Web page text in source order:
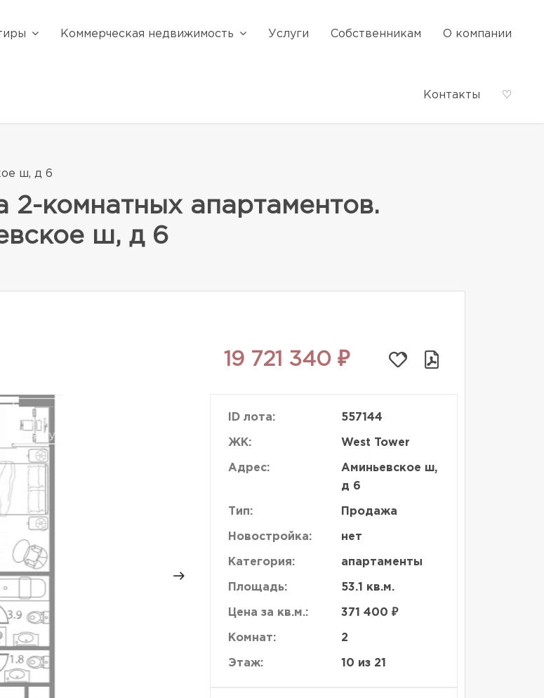
Коммерческая недвижимость Услуги Собственникам О компании
Контакты ♡
ш, д 6
комнатных апартаментов.
ш, д 6
19 721 340 ₽
ID лота: 557144
ЖК: West Tower
Адрес:
Аминьевское ш,
д 6
Тип: Продажа
Новостройка: нет
Категория: апартаменты
Площадь: 53.1 кв.м.
Цена за кв.м.: 371 400 ₽
Комнат: 2
Этаж: 10 из 21